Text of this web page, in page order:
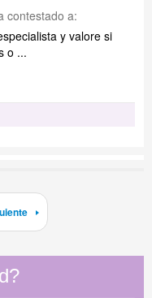
contestado a:
y valore si
o ...